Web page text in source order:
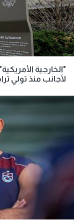
لأجانب منذ تولي